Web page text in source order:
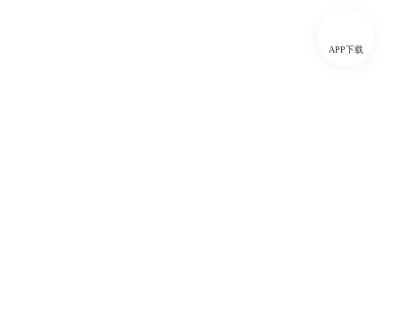
APP下载